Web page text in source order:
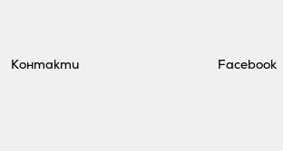
Контакти Facebook